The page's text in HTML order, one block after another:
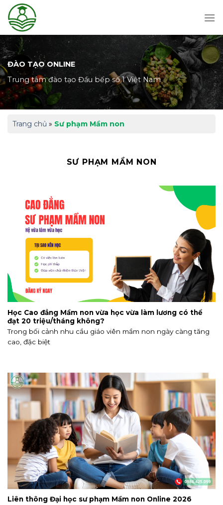
Skip
content
ĐÀO TẠO ONLINE
Trung tâm đào tạo Đầu bếp số 1 Việt Nam
Trang chủ » Sư phạm Mầm non
SƯ PHẠM MẦM NON
Học Cao đẳng Mầm non vừa học vừa làm lương có thể
đạt 20 triệu/tháng không?
Trong bối cảnh nhu cầu giáo viên mầm non ngày càng tăng
cao, đặc biệt
Liên thông Đại học sư phạm Mầm non Online 2026